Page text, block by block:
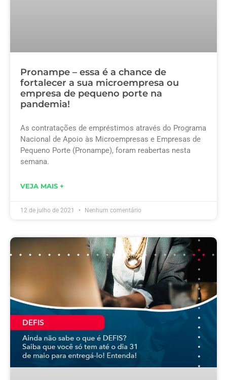
Pronampe – essa é a chance de
fortalecer a sua microempresa ou
empresa de pequeno porte na
pandemia!
As contratações de empréstimos através do Programa
Nacional de Apoio às Microempresas e Empresas de
Pequeno Porte (Pronampe), foram reabertas nesta
semana.
VEJA MAIS +
12 de julho de 2021 Nenhum comentário